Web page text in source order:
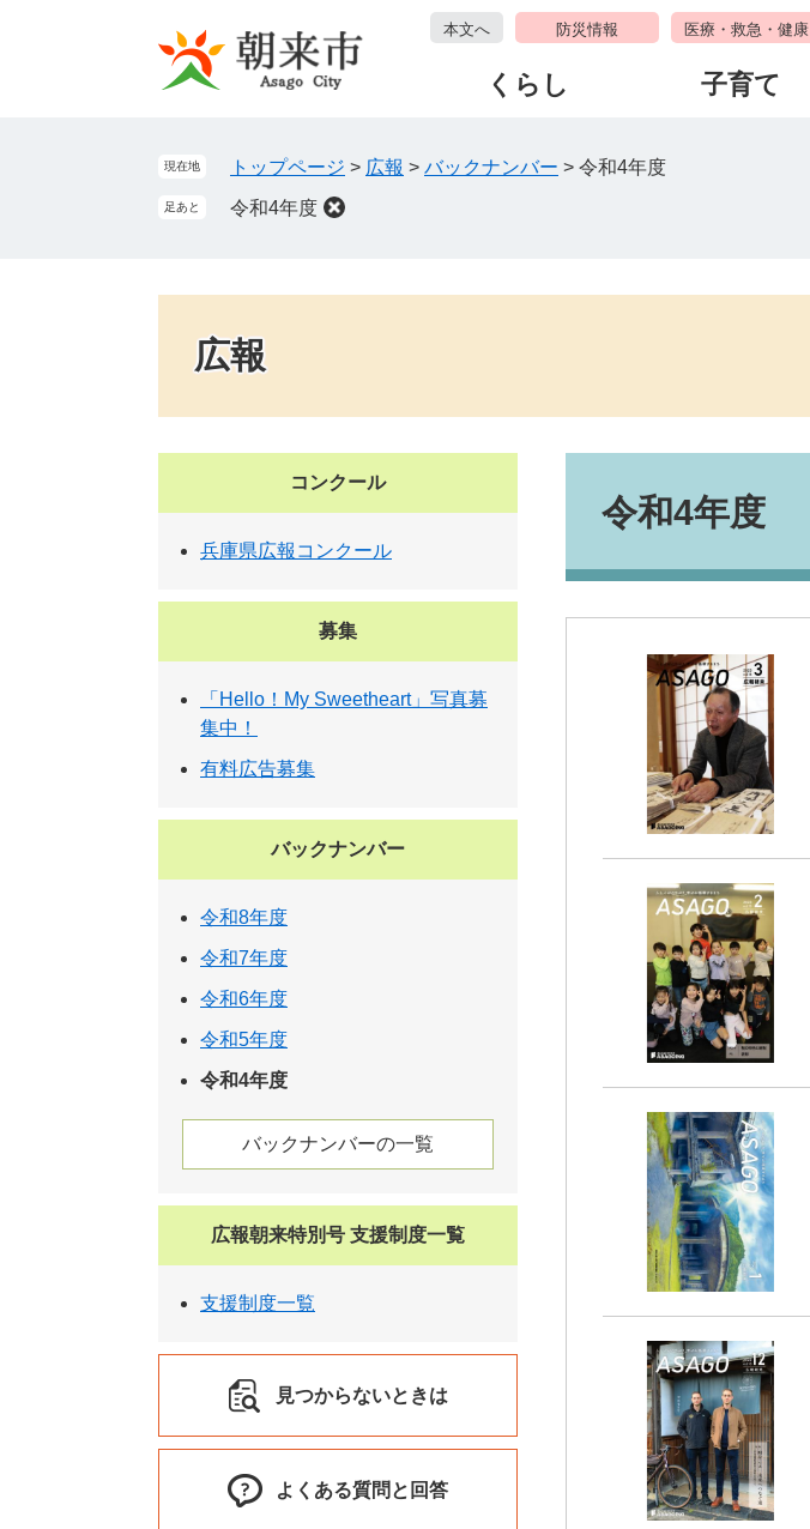
本文へ 防災情報 医療・救急・健康
くらし 子育て
現在地 トップページ > 広報 > バックナンバー > 令和4年度
足あと 令和4年度
広報
令和4年度
コンクール
兵庫県広報コンクール
募集
「Hello！My Sweetheart」写真募
集中！
有料広告募集
バックナンバー
令和8年度
令和7年度
令和6年度
令和5年度
令和4年度
バックナンバーの一覧
広報朝来特別号 支援制度一覧
支援制度一覧
見つからないときは
よくある質問と回答